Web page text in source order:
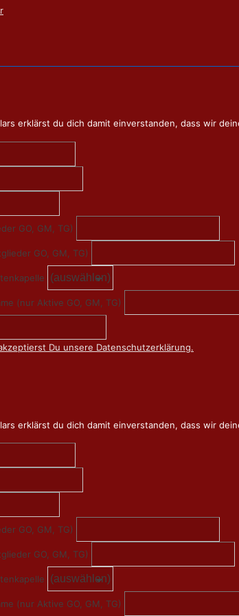
erklärst du dich damit einverstanden, dass wir
GO, GM, TG)
GO, GM, TG)
(nur Aktive GO, GM, TG)
Du unsere Datenschutzerklärung.
erklärst du dich damit einverstanden, dass wir
GO, GM, TG)
GO, GM, TG)
(nur Aktive GO, GM, TG)